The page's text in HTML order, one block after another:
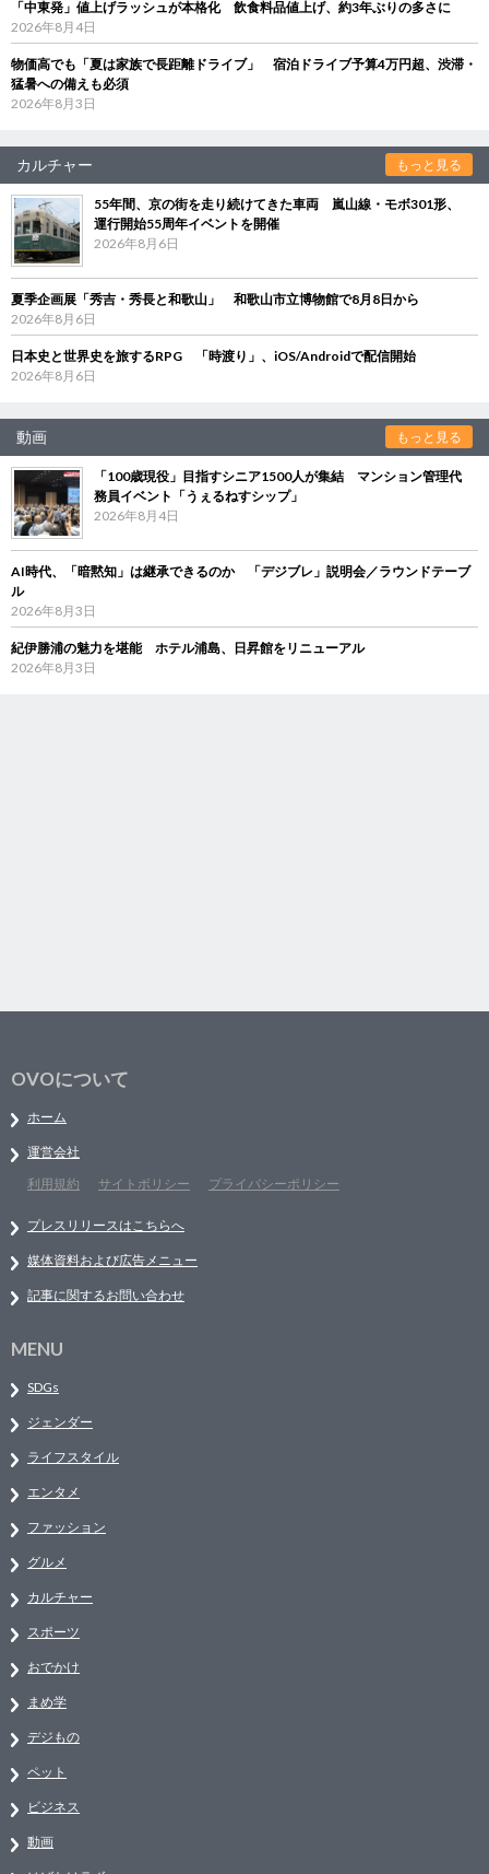
「中東発」値上げラッシュが本格化 飲食料品値上げ、約3年ぶりの多さに
2026年8月4日
物価高でも「夏は家族で長距離ドライブ」 宿泊ドライブ予算4万円超、渋滞・
猛暑への備えも必須
2026年8月3日
カルチャー もっと見る
55年間、京の街を走り続けてきた車両 嵐山線・モボ301形、
運行開始55周年イベントを開催
2026年8月6日
夏季企画展「秀吉・秀長と和歌山」 和歌山市立博物館で8月8日から
2026年8月6日
日本史と世界史を旅するRPG 「時渡り」、iOS/Androidで配信開始
2026年8月6日
動画 もっと見る
「100歳現役」目指すシニア1500人が集結 マンション管理代
務員イベント「うぇるねすシップ」
2026年8月4日
AI時代、「暗黙知」は継承できるのか 「デジブレ」説明会／ラウンドテーブ
ル
2026年8月3日
紀伊勝浦の魅力を堪能 ホテル浦島、日昇館をリニューアル
2026年8月3日
OVOについて
ホーム
運営会社
利用規約
サイトポリシー プライバシーポリシー
プレスリリースはこちらへ
媒体資料および広告メニュー
記事に関するお問い合わせ
MENU
SDGs
ジェンダー
ライフスタイル
エンタメ
ファッション
グルメ
カルチャー
スポーツ
おでかけ
まめ学
デジもの
ペット
ビジネス
動画